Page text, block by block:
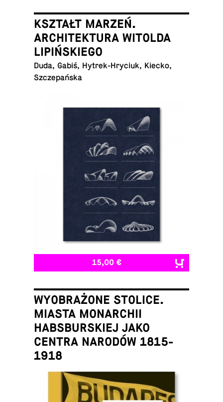
KSZTAŁT MARZEŃ.
ARCHITEKTURA WITOLDA
LIPIŃSKIEGO
Duda, Gabiś, Hytrek-Hryciuk, Kiecko,
Szczepańska
15,00 €
WYOBRAŻONE STOLICE.
MIASTA MONARCHII
HABSBURSKIEJ JAKO
CENTRA NARODÓW 1815-
1918
Łukasz Galusek